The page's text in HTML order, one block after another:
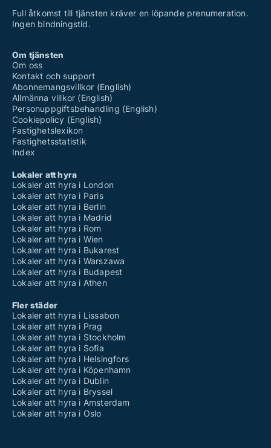
Full åtkomst till tjänsten kräver en löpande prenumeration.
Ingen bindningstid.
Om tjänsten
Om oss
Kontakt och support
Abonnemangsvillkor (English)
Allmänna villkor (English)
Personuppgiftsbehandling (English)
Cookiepolicy (English)
Fastighetslexikon
Fastighetsstatistik
Index
Lokaler att hyra
Lokaler att hyra i London
Lokaler att hyra i Paris
Lokaler att hyra i Berlin
Lokaler att hyra i Madrid
Lokaler att hyra i Rom
Lokaler att hyra i Wien
Lokaler att hyra i Bukarest
Lokaler att hyra i Warszawa
Lokaler att hyra i Budapest
Lokaler att hyra i Athen
Fler städer
Lokaler att hyra i Lissabon
Lokaler att hyra i Prag
Lokaler att hyra i Stockholm
Lokaler att hyra i Sofia
Lokaler att hyra i Helsingfors
Lokaler att hyra i Köpenhamn
Lokaler att hyra i Dublin
Lokaler att hyra i Bryssel
Lokaler att hyra i Amsterdam
Lokaler att hyra i Oslo